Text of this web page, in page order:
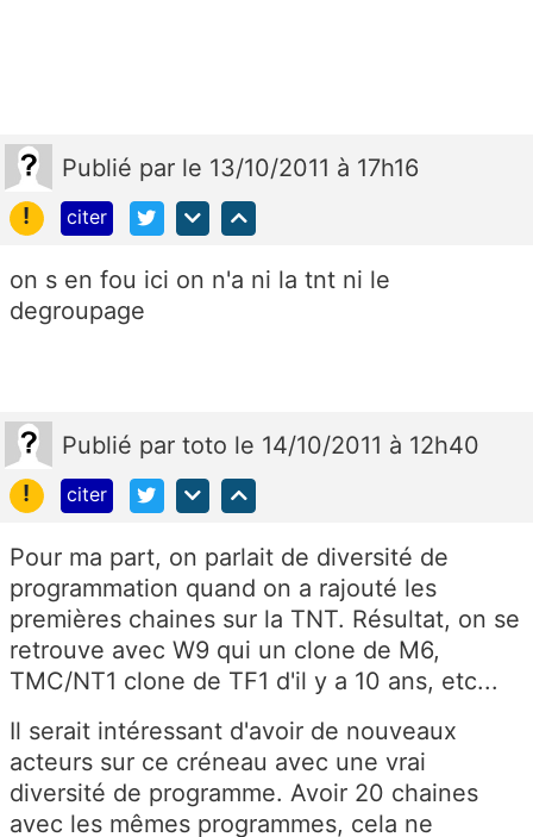
Publié par le 13/10/2011 à 17h16
!
citer
on s en fou ici on n'a ni la tnt ni le
degroupage
Publié par toto le 14/10/2011 à 12h40
!
citer
Pour ma part, on parlait de diversité de
programmation quand on a rajouté les
premières chaines sur la TNT. Résultat, on se
retrouve avec W9 qui un clone de M6,
TMC/NT1 clone de TF1 d'il y a 10 ans, etc...
Il serait intéressant d'avoir de nouveaux
acteurs sur ce créneau avec une vrai
diversité de programme. Avoir 20 chaines
avec les mêmes programmes, cela ne